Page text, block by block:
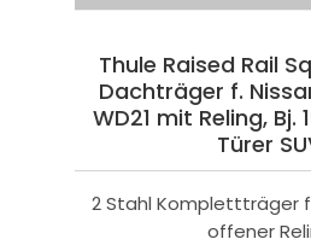
Thule Raised Rail
Dachträger f.
WD21 mit Reling, Bj.
Türer
2 Stahl Komplettträger
offener